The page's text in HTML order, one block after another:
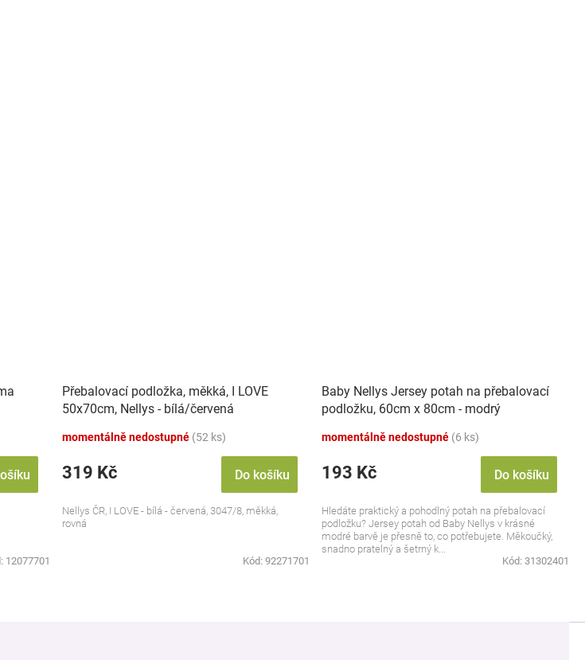
12077701
Přebalovací podložka, měkká, I LOVE
50x70cm, Nellys - bílá/červená
momentálně nedostupné (52 ks)
319 Kč Do košíku
Nellys ČR, I LOVE - bílá - červená, 3047/8, měkká,
rovná
Kód: 92271701
Baby Nellys Jersey potah na přebalovací
podložku, 60cm x 80cm - modrý
momentálně nedostupné (6 ks)
193 Kč Do košíku
Hledáte praktický a pohodlný potah na přebalovací
podložku? Jersey potah od Baby Nellys v krásné
modré barvě je přesně to, co potřebujete. Měkoučký,
snadno pratelný a šetrný k...
Kód: 31302401